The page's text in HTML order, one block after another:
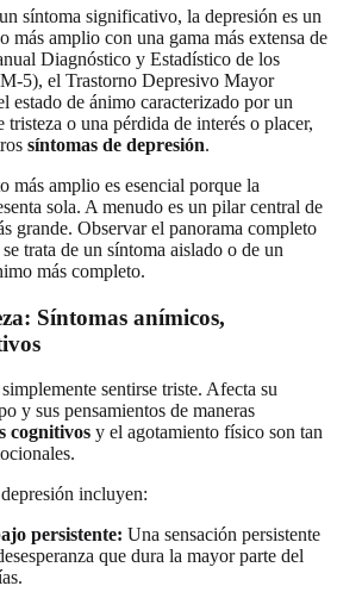
síntoma significativo, la depresión es un
más amplio con una gama más extensa de
Diagnóstico y Estadístico de los
5), el Trastorno Depresivo Mayor
estado de ánimo caracterizado por un
tristeza o una pérdida de interés o placer,
síntomas de depresión.
más amplio es esencial porque la
sola. A menudo es un pilar central de
grande. Observar el panorama completo
trata de un síntoma aislado o de un
más completo.
Síntomas anímicos,
sentirse triste. Afecta su
y sus pensamientos de maneras
cognitivos y el agotamiento físico son tan
incluyen:
persistente: Una sensación persistente
que dura la mayor parte del